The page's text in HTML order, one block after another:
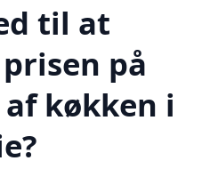
til at
på
køkken i